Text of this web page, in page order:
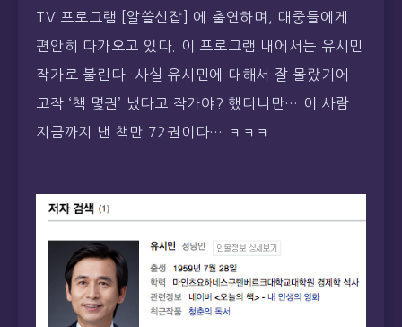
TV 프로그램 [알쓸신잡] 에 출연하며, 대중들에게
편안히 다가오고 있다. 이 프로그램 내에서는 유시민
작가로 불린다. 사실 유시민에 대해서 잘 몰랐기에
고작 ‘책 몇권’ 냈다고 작가야? 했더니만… 이 사람
지금까지 낸 책만 72권이다… ㅋㅋㅋ